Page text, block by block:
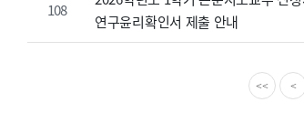
108
연구윤리확인서 제출 안내
<< 첫
번
<
전